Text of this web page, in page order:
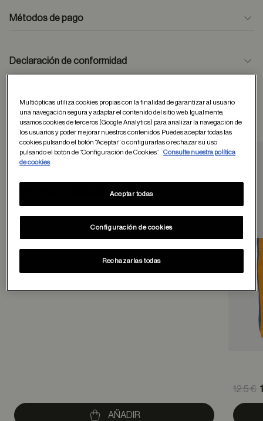
Métodos de pago
Declaración de conformidad
Otros usuarios tambien han comprado
Price reduced from
to
AÑADIR
12.5 €
to
Multiópticas utiliza cookies propias con la finalidad de garantizar al usuario
una navegación segura y adaptar el contenido del sitio web. Igualmente,
usamos cookies de terceros (Google Analytics) para analizar la navegación de
los usuarios y poder mejorar nuestros contenidos. Puedes aceptar todas las
cookies pulsando el botón “Aceptar” o configurarlas o rechazar su uso
pulsando el botón de “Configuración de Cookies”.
Consulte nuestra política
de cookies
Configuración de cookies
Rechazarlas todas
Aceptar todas